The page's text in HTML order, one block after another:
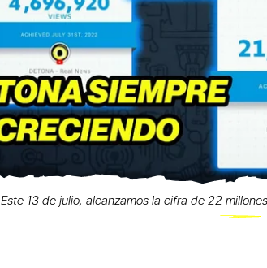
Este 13 de julio, alcanzamos la cifra de 22